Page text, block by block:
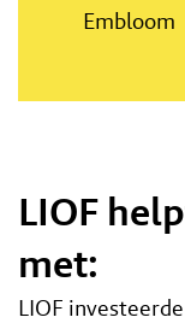
Embloom
LIOF
met:
LIOF